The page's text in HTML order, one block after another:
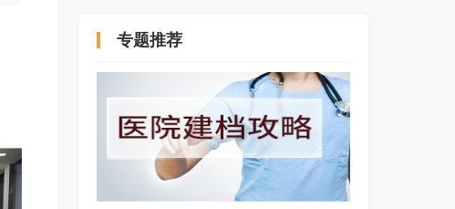
专题推荐